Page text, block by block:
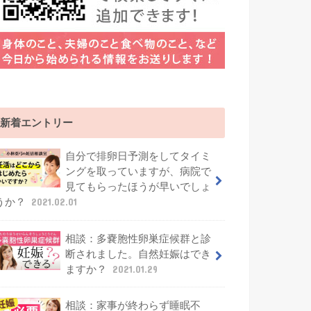
新着エントリー
自分で排卵日予測をしてタイミ
ングを取っていますが、病院で
見てもらったほうが早いでしょ
か？
2021.02.01
相談：多嚢胞性卵巣症候群と診
断されました。自然妊娠はでき
ますか？
2021.01.29
相談：家事が終わらず睡眠不